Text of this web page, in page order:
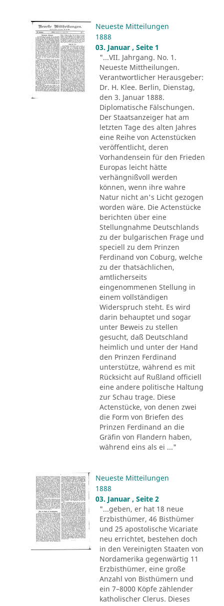
Neueste Mitteilungen
1888
03. Januar , Seite 1
"...VII. Jahrgang. No. 1.
Neueste Mittheilungen.
Verantwortlicher Herausgeber:
Dr. H. Klee. Berlin, Dienstag,
den 3. Januar 1888.
Diplomatische Fälschungen.
Der Staatsanzeiger hat am
letzten Tage des alten Jahres
eine Reihe von Actenstücken
veröffentlicht, deren
Vorhandensein für den Frieden
Europas leicht hätte
verhängnißvoll werden
können, wenn ihre wahre
Natur nicht an's Licht gezogen
worden wäre. Die Actenstücke
berichten über eine
Stellungnahme Deutschlands
zu der bulgarischen Frage und
speciell zu dem Prinzen
Ferdinand von Coburg, welche
zu der thatsächlichen,
amtlicherseits
eingenommenen Stellung in
einem vollständigen
Widerspruch steht. Es wird
darin behauptet und sogar
unter Beweis zu stellen
gesucht, daß Deutschland
heimlich und unter der Hand
den Prinzen Ferdinand
unterstütze, während es mit
Rücksicht auf Rußland officiell
eine andere politische Haltung
zur Schau trage. Diese
Actenstücke, von denen zwei
die Form von Briefen des
Prinzen Ferdinand an die
Gräfin von Flandern haben,
während eins als ei ..."
Neueste Mitteilungen
1888
03. Januar , Seite 2
"...geben, er hat 18 neue
Erzbisthümer, 46 Bisthümer
und 25 apostolische Vicariate
neu errichtet, bestehen doch
in den Vereinigten Staaten von
Nordamerika gegenwärtig 11
Erzbisthümer, eine große
Anzahl von Bisthümern und
ein 7–8000 Köpfe zählender
katholischer Clerus. Dieses